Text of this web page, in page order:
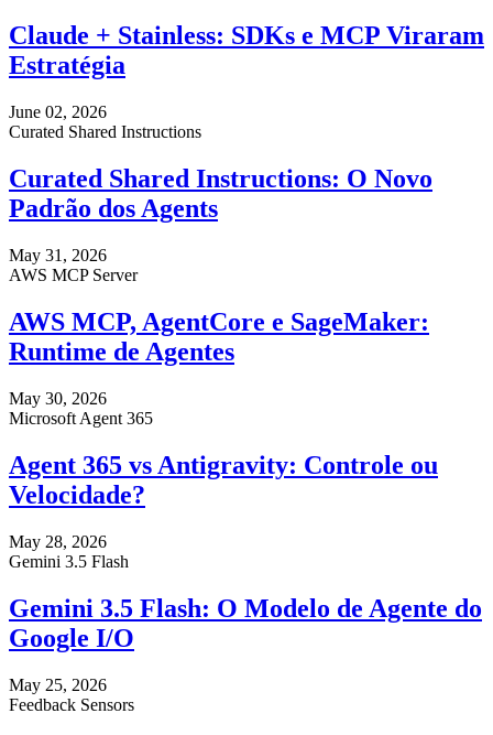
Claude + Stainless: SDKs e MCP Viraram
Estratégia
June 02, 2026
Curated Shared Instructions
Curated Shared Instructions: O Novo
Padrão dos Agents
May 31, 2026
AWS MCP Server
AWS MCP, AgentCore e SageMaker:
Runtime de Agentes
May 30, 2026
Microsoft Agent 365
Agent 365 vs Antigravity: Controle ou
Velocidade?
May 28, 2026
Gemini 3.5 Flash
Gemini 3.5 Flash: O Modelo de Agente do
Google I/O
May 25, 2026
Feedback Sensors